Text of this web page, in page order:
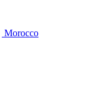
Morocco